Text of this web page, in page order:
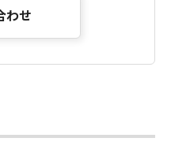
わせ